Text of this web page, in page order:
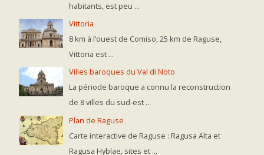
habitants, est peu ...
Vittoria
8 km à l’ouest de Comiso, 25 km de Raguse,
Vittoria est ...
Villes baroques du Val di Noto
La période baroque a connu la reconstruction
de 8 villes du sud-est ...
Plan de Raguse
Carte interactive de Raguse : Ragusa Alta et
Ragusa Hyblae, sites et ...